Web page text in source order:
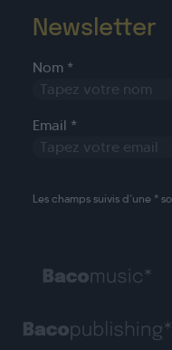
Newsletter
Nom *
Email *
Les champs suivis d’une *